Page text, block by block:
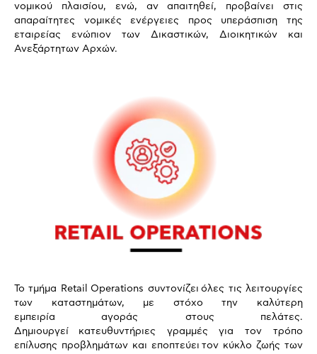
νομικού πλαισίου, ενώ, αν απαιτηθεί, προβαίνει στις
απαραίτητες νομικές ενέργειες προς υπεράσπιση της
εταιρείας ενώπιον των Δικαστικών, Διοικητικών και
Ανεξάρτητων Αρχών.
To τμήμα Retail Operations συντονίζει όλες τις λειτουργίες
των καταστημάτων, με στόχο την καλύτερη
εμπειρία αγοράς στους πελάτες.
Δημιουργεί κατευθυντήριες γραμμές για τον τρόπο
επίλυσης προβλημάτων και εποπτεύει τον κύκλο ζωής των